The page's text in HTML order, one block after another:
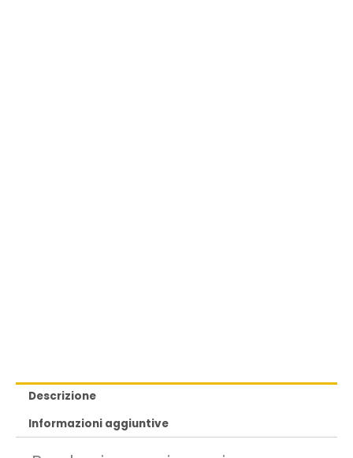
Descrizione
Informazioni aggiuntive